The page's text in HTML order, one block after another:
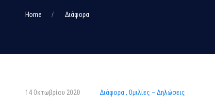
Home Διάφορα
14 Οκτωβρίου 2020 Διάφορα Ομιλίες – Δηλώσεις